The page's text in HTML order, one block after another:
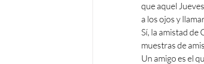
que aquel
a los ojos y
Sí, la amistad
muestras de
Un amigo es el